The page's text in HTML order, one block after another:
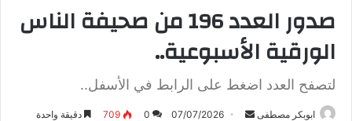
صدور العدد 196 من صحيفة الناس
الورقية الأسبوعية..
لتصفح العدد اضغط على الرابط في الأسفل..
ابوبكر مصطفى 07/07/2026
0
709 دقيقة واحدة